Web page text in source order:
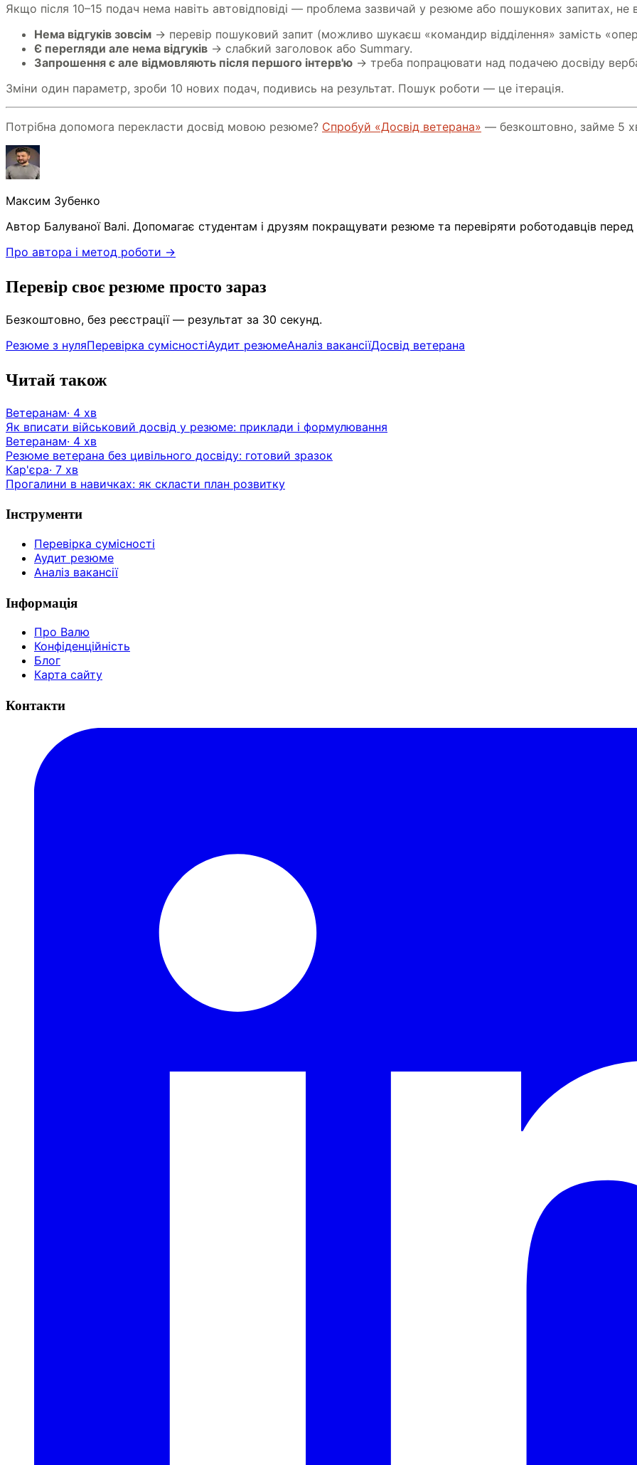
Якщо після 10–15 подач нема навіть автовідповіді — проблема зазвичай у резюме або пошукових запитах, не
Нема відгуків зовсім → перевір пошуковий запит (можливо шукаєш «командир відділення» замість
Є перегляди але нема відгуків → слабкий заголовок або Summary.
Запрошення є але відмовляють після першого інтерв'ю → треба попрацювати над подачею досвіду
Зміни один параметр, зроби 10 нових подач, подивись на результат. Пошук роботи — це ітерація.
Потрібна допомога перекласти досвід мовою резюме? Спробуй «Досвід ветерана» — безкоштовно, займе 5
Максим Зубенко
Автор Балуваної Валі. Допомагає студентам і друзям покращувати резюме та перевіряти роботодавців перед
Про автора і метод роботи →
Перевір своє резюме просто зараз
Безкоштовно, без реєстрації — результат за 30 секунд.
Резюме з нуляПеревірка сумісностіАудит резюмеАналіз вакансіїДосвід ветерана
Читай також
Ветеранам· 4 хв
Як вписати військовий досвід у резюме: приклади і формулювання
Ветеранам· 4 хв
Резюме ветерана без цивільного досвіду: готовий зразок
Кар'єра· 7 хв
Прогалини в навичках: як скласти план розвитку
Інструменти
Перевірка сумісності
Аудит резюме
Аналіз вакансії
Інформація
Про Валю
Конфіденційність
Блог
Карта сайту
Контакти